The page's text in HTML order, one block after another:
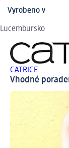
Vyrobeno v
Lucembursko
CATRICE
Vhodné